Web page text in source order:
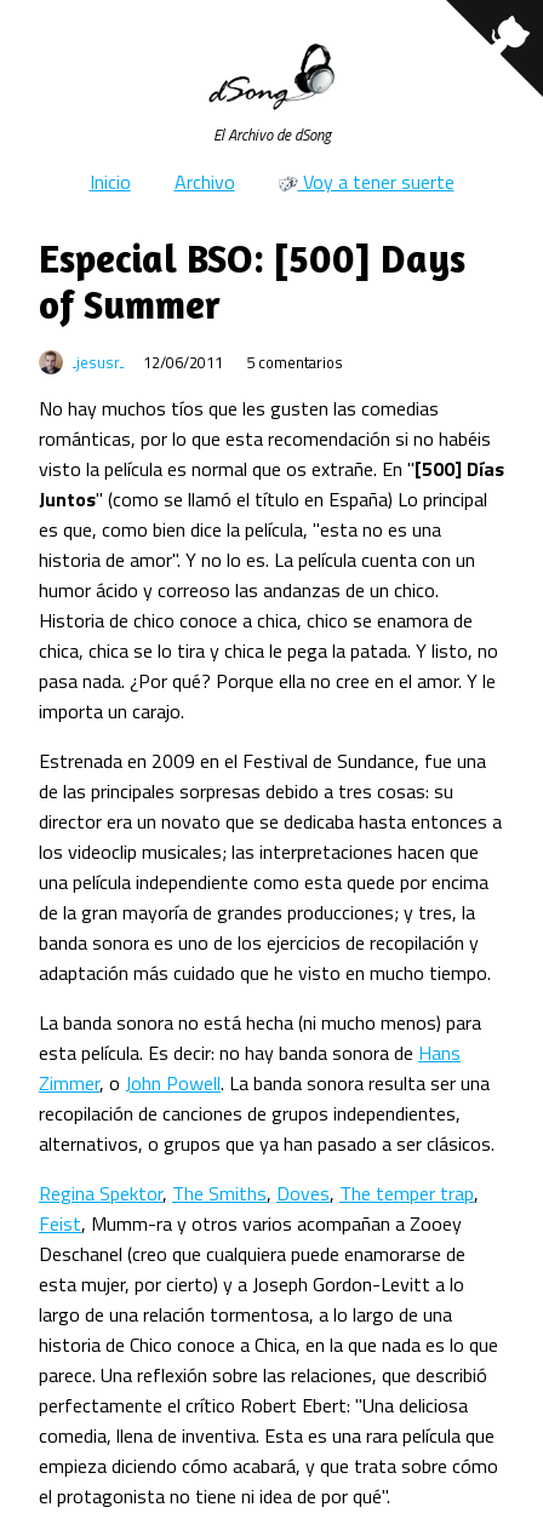
El Archivo de dSong
Inicio Archivo Voy a tener suerte
Especial BSO: [500] Days
of Summer
jesusr 12/06/2011 5 comentarios
No hay muchos tíos que les gusten las comedias
románticas, por lo que esta recomendación si no habéis
visto la película es normal que os extrañe. En "[500] Días
Juntos" (como se llamó el título en España) Lo principal
es que, como bien dice la película, "esta no es una
historia de amor". Y no lo es. La película cuenta con un
humor ácido y correoso las andanzas de un chico.
Historia de chico conoce a chica, chico se enamora de
chica, chica se lo tira y chica le pega la patada. Y listo, no
pasa nada. ¿Por qué? Porque ella no cree en el amor. Y le
importa un carajo.
Estrenada en 2009 en el Festival de Sundance, fue una
de las principales sorpresas debido a tres cosas: su
director era un novato que se dedicaba hasta entonces a
los videoclip musicales; las interpretaciones hacen que
una película independiente como esta quede por encima
de la gran mayoría de grandes producciones; y tres, la
banda sonora es uno de los ejercicios de recopilación y
adaptación más cuidado que he visto en mucho tiempo.
La banda sonora no está hecha (ni mucho menos) para
esta película. Es decir: no hay banda sonora de Hans
Zimmer, o John Powell. La banda sonora resulta ser una
recopilación de canciones de grupos independientes,
alternativos, o grupos que ya han pasado a ser clásicos.
Regina Spektor, The Smiths, Doves, The temper trap,
Feist, Mumm-ra y otros varios acompañan a Zooey
Deschanel (creo que cualquiera puede enamorarse de
esta mujer, por cierto) y a Joseph Gordon-Levitt a lo
largo de una relación tormentosa, a lo largo de una
historia de Chico conoce a Chica, en la que nada es lo que
parece. Una reflexión sobre las relaciones, que describió
perfectamente el crítico Robert Ebert: "Una deliciosa
comedia, llena de inventiva. Esta es una rara película que
empieza diciendo cómo acabará, y que trata sobre cómo
el protagonista no tiene ni idea de por qué".